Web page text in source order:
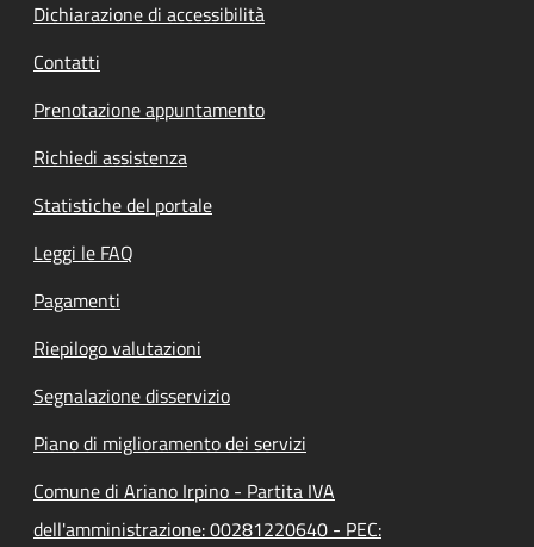
Dichiarazione di accessibilità
Contatti
Prenotazione appuntamento
Richiedi assistenza
Statistiche del portale
Leggi le FAQ
Pagamenti
Riepilogo valutazioni
Segnalazione disservizio
Piano di miglioramento dei servizi
Comune di Ariano Irpino - Partita IVA
dell'amministrazione: 00281220640 - PEC: